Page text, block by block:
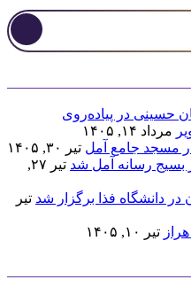
حسینی در پیاده‌روی
مرداد ۱۴, ۱۴۰۵
مسجد جامع آمل تیر ۳۰, ۱۴۰۵
بسیج رسانه آمل شد
تیر ۲۷,
دانشگاه فذا برگزار شد تیر
تیر ۱۰, ۱۴۰۵